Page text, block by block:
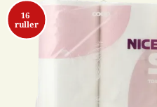
16
ruller